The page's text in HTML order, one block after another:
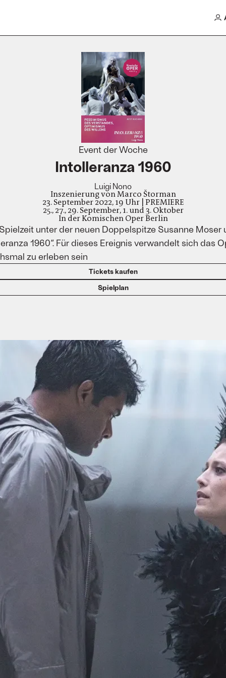
Event der Woche
Intolleranza 1960
Luigi Nono
Inszenierung von Marco Štorman
23. September 2022, 19 Uhr | PREMIERE
25., 27., 29. September, 1. und 3. Oktober
In der Komischen Oper Berlin
unter der neuen Doppelspitze Susanne
1960“. Für dieses Ereignis verwandelt sich das
zu erleben sein
Tickets kaufen
Spielplan